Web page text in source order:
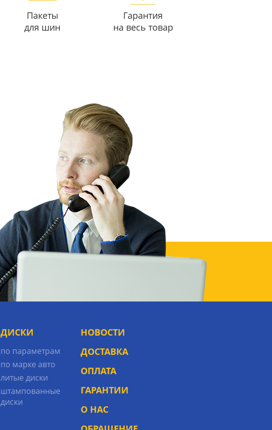
Пакеты
для шин
Гарантия
на весь товар
ДИСКИ
по параметрам
по марке авто
литые диски
штампованные
диски
НОВОСТИ
ДОСТАВКА
ОПЛАТА
ГАРАНТИИ
О НАС